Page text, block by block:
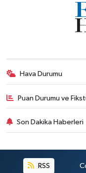
Hava Durumu
Puan Durumu ve
Son Dakika Haberleri
RSS